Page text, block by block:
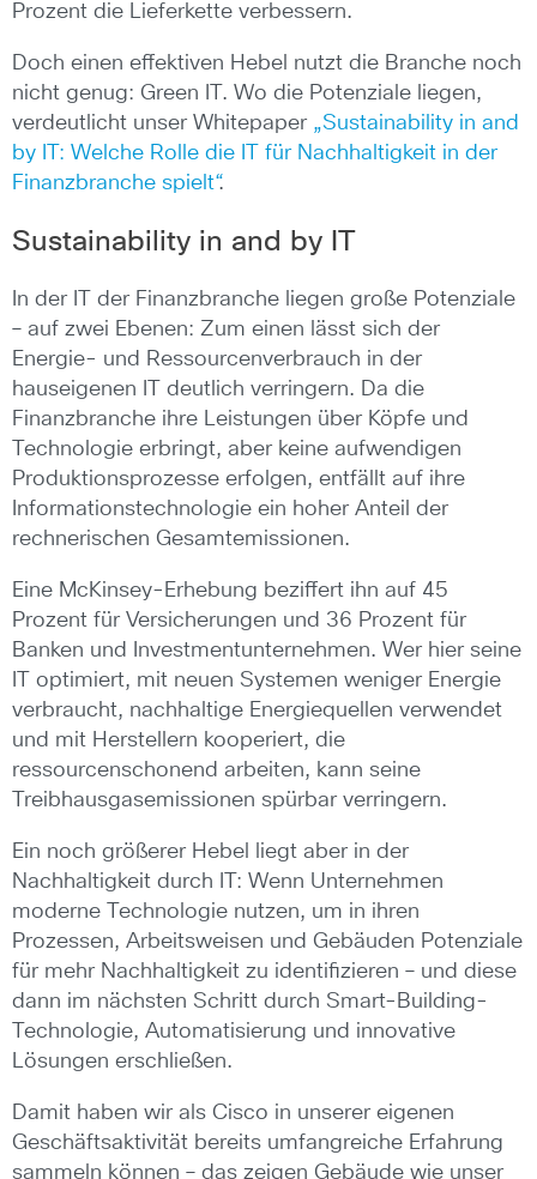
Prozent die Lieferkette verbessern.
Doch einen effektiven Hebel nutzt die Branche noch
nicht genug: Green IT. Wo die Potenziale liegen,
verdeutlicht unser Whitepaper „Sustainability in and
by IT: Welche Rolle die IT für Nachhaltigkeit in der
Finanzbranche spielt“.
Sustainability in and by IT
In der IT der Finanzbranche liegen große Potenziale
– auf zwei Ebenen: Zum einen lässt sich der
Energie- und Ressourcenverbrauch in der
hauseigenen IT deutlich verringern. Da die
Finanzbranche ihre Leistungen über Köpfe und
Technologie erbringt, aber keine aufwendigen
Produktionsprozesse erfolgen, entfällt auf ihre
Informationstechnologie ein hoher Anteil der
rechnerischen Gesamtemissionen.
Eine McKinsey-Erhebung beziffert ihn auf 45
Prozent für Versicherungen und 36 Prozent für
Banken und Investmentunternehmen. Wer hier seine
IT optimiert, mit neuen Systemen weniger Energie
verbraucht, nachhaltige Energiequellen verwendet
und mit Herstellern kooperiert, die
ressourcenschonend arbeiten, kann seine
Treibhausgasemissionen spürbar verringern.
Ein noch größerer Hebel liegt aber in der
Nachhaltigkeit durch IT: Wenn Unternehmen
moderne Technologie nutzen, um in ihren
Prozessen, Arbeitsweisen und Gebäuden Potenziale
für mehr Nachhaltigkeit zu identifizieren – und diese
dann im nächsten Schritt durch Smart-Building-
Technologie, Automatisierung und innovative
Lösungen erschließen.
Damit haben wir als Cisco in unserer eigenen
Geschäftsaktivität bereits umfangreiche Erfahrung
sammeln können – das zeigen Gebäude wie unser